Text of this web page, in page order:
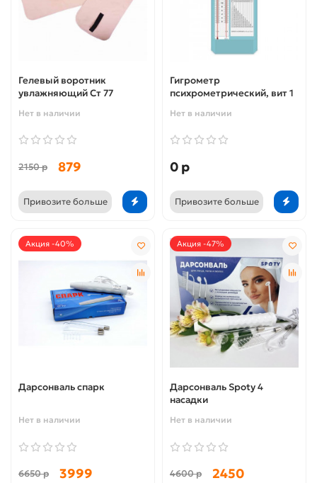
Гелевый воротник
увлажняющий Ст 77
Нет в наличии
2150 р 879
Привозите больше
Гигрометр
психрометрический, вит 1
Нет в наличии
0 р
Привозите больше
Акция -40%
Дарсонваль cпарк
Нет в наличии
6650 р 3999
Акция -47%
Дарсонваль Spoty 4
насадки
Нет в наличии
4600 р 2450